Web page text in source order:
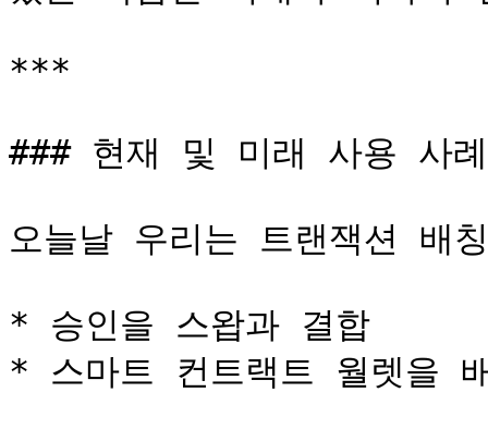
***
### 현재 및 미래 사용 사례
오늘날 우리는 트랜잭션 배
* 승인을 스왑과 결합
* 스마트 컨트랙트 월렛을